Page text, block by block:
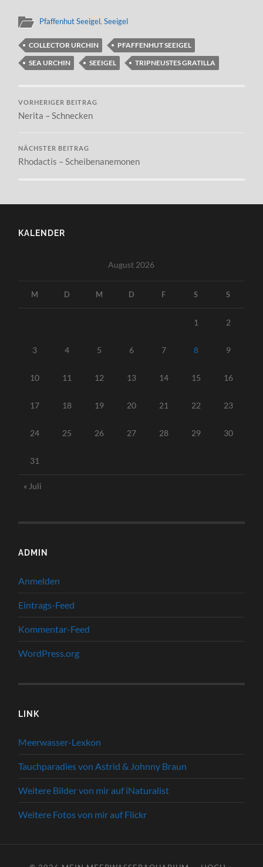
Pfaffenhut Seeigel,Seeigel
COLLECTOR URCHIN
PFAFFENHUT SEEIGEL
SEA URCHIN
SEEIGEL TRIPNEUSTES GRATILLA
VORHERIGER BEITRAG
Nerita – Schnecken
NÄCHSTER BEITRAG
Rhodactis – Scheibenanemonen
KALENDER
August 2026
M D M D F S S
1 2
3 4 5 6 7 8 9
10 11 12 13 14 15 16
17 18 19 20 21 22 23
24 25 26 27 28 29 30
31
« Juli
ADMIN
Anmelden
Eintrags-Feed
Kommentar-Feed
WordPress.org
LINK
Meerwasser-Lexkon
Tauchparadies von Astrid & Johnny Braun
Weitere Bilder von mir auf iNaturalist
Weitere Fotos von mir auf Flickr